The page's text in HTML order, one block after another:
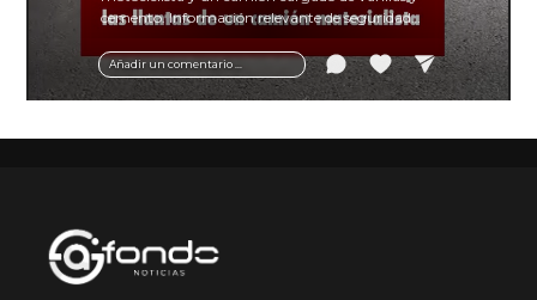
Añadir un comentario ...
cemento. Información relevante de seguridad
vial y recomendaciones para motociclistas.